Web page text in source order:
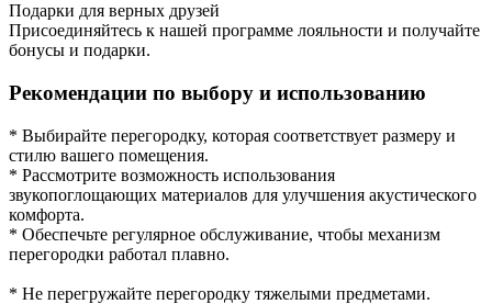
Подарки для верных друзей
Присоединяйтесь к нашей программе лояльности и получайте
бонусы и подарки.
Рекомендации по выбору и использованию
* Выбирайте перегородку, которая соответствует размеру и
стилю вашего помещения.
* Рассмотрите возможность использования
звукопоглощающих материалов для улучшения акустического
комфорта.
* Обеспечьте регулярное обслуживание, чтобы механизм
перегородки работал плавно.
* Не перегружайте перегородку тяжелыми предметами.